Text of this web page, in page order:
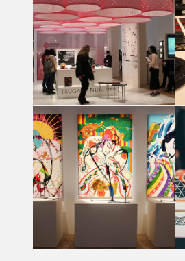
ABLE AND PARTNERS JAPAN DESIGN WEEK a
MILANO 2017
Aurora Ravasi
ABLE AND PARTNERS JAPAN DESIGN WEEK a
Chiara Fiorentini